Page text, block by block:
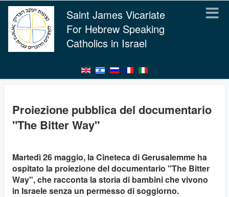
Saint James Vicariate
For Hebrew Speaking
Catholics in Israel
Proiezione pubblica del documentario
"The Bitter Way"
Martedì 26 maggio, la Cineteca di Gerusalemme ha
ospitato la proiezione del documentario "The Bitter
Way", che racconta la storia di bambini che vivono
in Israele senza un permesso di soggiorno.